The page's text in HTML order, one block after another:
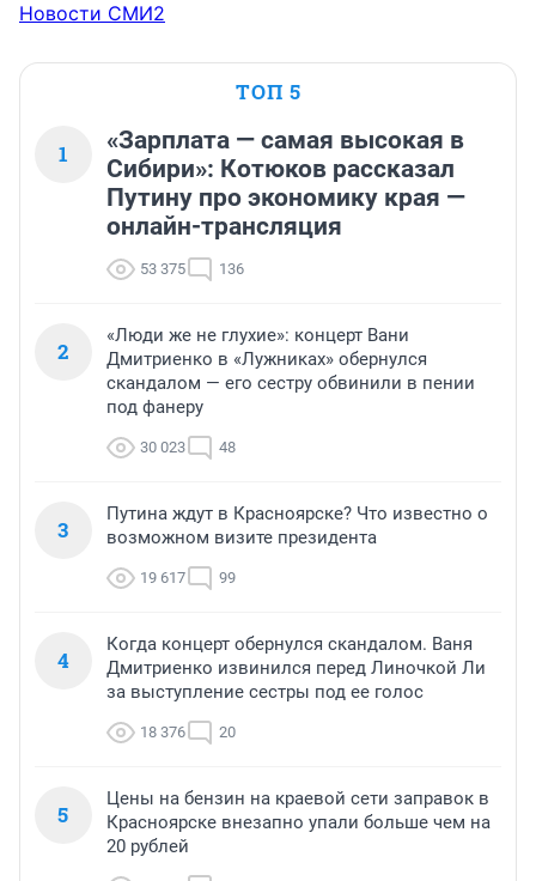
Новости СМИ2
ТОП 5
1
«Зарплата — самая высокая в
Сибири»: Котюков рассказал
Путину про экономику края —
онлайн-трансляция
53 375 136
2
«Люди же не глухие»: концерт Вани
Дмитриенко в «Лужниках» обернулся
скандалом — его сестру обвинили в пении
под фанеру
30 023 48
3
Путина ждут в Красноярске? Что известно о
возможном визите президента
19 617 99
4
Когда концерт обернулся скандалом. Ваня
Дмитриенко извинился перед Линочкой Ли
за выступление сестры под ее голос
18 376 20
5
Цены на бензин на краевой сети заправок в
Красноярске внезапно упали больше чем на
20 рублей